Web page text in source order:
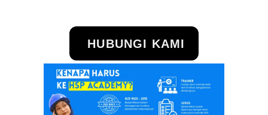
HUBUNGI KAMI